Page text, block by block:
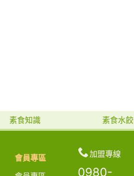
素食知識 素食水餃
會員專區
加盟專線
0980-